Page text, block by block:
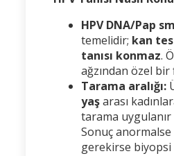
HPV DNA/Pap
temelidir; kan
tanısı konmaz.
ağzından özel bir
Tarama aralığı:
yaşarası
tarama uygulanır
Sonuç
gerekirse biyopsi